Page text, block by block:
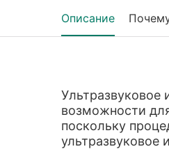
Описание
Ультразвуковое
возможности
поскольку
ультразвуковое